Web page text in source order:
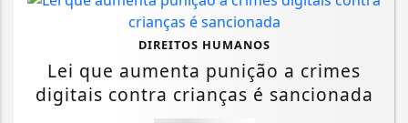
DIREITOS HUMANOS
Lei que aumenta punição a crimes
digitais contra crianças é sancionada